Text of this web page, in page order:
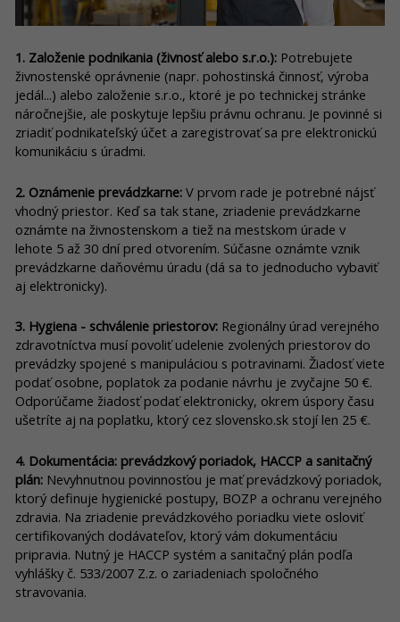
1. Založenie podnikania (živnosť alebo s.r.o.): Potrebujete
živnostenské oprávnenie (napr. pohostinská činnosť, výroba
jedál...) alebo založenie s.r.o., ktoré je po technickej stránke
náročnejšie, ale poskytuje lepšiu právnu ochranu. Je povinné si
zriadiť podnikateľský účet a zaregistrovať sa pre elektronickú
komunikáciu s úradmi.
2. Oznámenie prevádzkarne: V prvom rade je potrebné nájsť
vhodný priestor. Keď sa tak stane, zriadenie prevádzkarne
oznámte na živnostenskom a tiež na mestskom úrade v
lehote 5 až 30 dní pred otvorením. Súčasne oznámte vznik
prevádzkarne daňovému úradu (dá sa to jednoducho vybaviť
aj elektronicky).
3. Hygiena - schválenie priestorov: Regionálny úrad verejného
zdravotníctva musí povoliť udelenie zvolených priestorov do
prevádzky spojené s manipuláciou s potravinami. Žiadosť viete
podať osobne, poplatok za podanie návrhu je zvyčajne 50 €.
Odporúčame žiadosť podať elektronicky, okrem úspory času
ušetríte aj na poplatku, ktorý cez slovensko.sk stojí len 25 €.
4. Dokumentácia: prevádzkový poriadok, HACCP a sanitačný
plán: Nevyhnutnou povinnosťou je mať prevádzkový poriadok,
ktorý definuje hygienické postupy, BOZP a ochranu verejného
zdravia. Na zriadenie prevádzkového poriadku viete osloviť
certifikovaných dodávateľov, ktorý vám dokumentáciu
pripravia. Nutný je HACCP systém a sanitačný plán podľa
vyhlášky č. 533/2007 Z.z. o zariadeniach spoločného
stravovania.